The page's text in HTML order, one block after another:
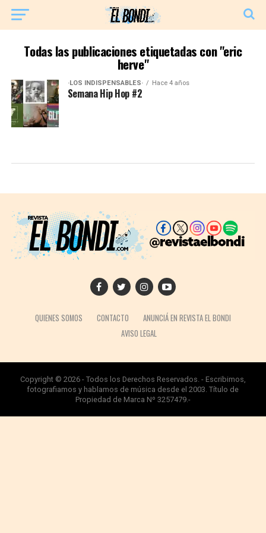
Todas las publicaciones etiquetadas con "eric
herve"
·LOS INDISPENSABLES· Hace 4 años
Semana Hip Hop #2
QUIENES SOMOS CONTACTO
ANUNCIÁ EN REVISTA EL BONDI
AVISO LEGAL
Copyright © 2026 - Todos los Derechos Reservados. - Escribimos,
fotografiamos y hablamos de música desde el 2003. Título de
Propiedad de Marca Nº 3257479.-